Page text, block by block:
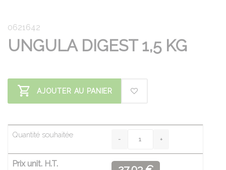
0621642
UNGULA DIGEST 1,5 KG
AJOUTER AU PANIER
Quantité souhaitée
Prix unit. H.T.